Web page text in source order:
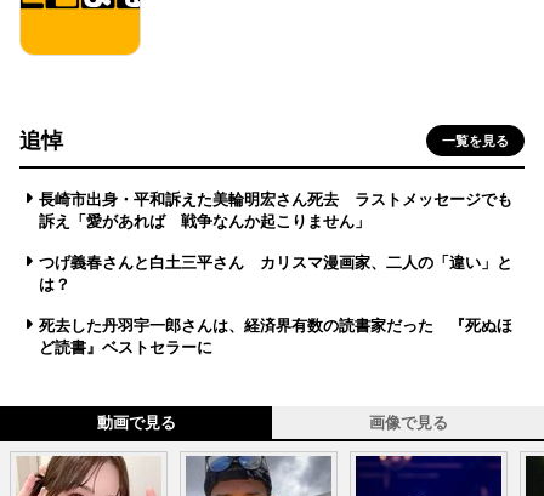
追悼 一覧を見る
長崎市出身・平和訴えた美輪明宏さん死去 ラストメッセージでも
訴え「愛があれば 戦争なんか起こりません」
つげ義春さんと白土三平さん カリスマ漫画家、二人の「違い」と
は？
死去した丹羽宇一郎さんは、経済界有数の読書家だった 『死ぬほ
ど読書』ベストセラーに
動画で見る 画像で見る